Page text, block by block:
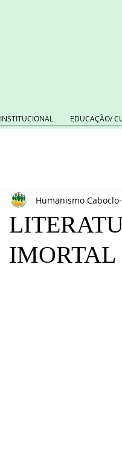
INSTITUCIONAL EDUCAÇÃO/
IMORTAL
Humanismo Caboclo